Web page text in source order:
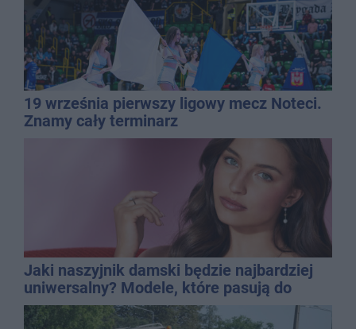
19 września pierwszy ligowy mecz Noteci.
Znamy cały terminarz
Jaki naszyjnik damski będzie najbardziej
uniwersalny? Modele, które pasują do
wielu stylizacji